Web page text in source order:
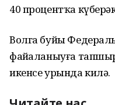
40 процентҡа
Волга буйы
файҙаланыуға
икенсе урында килә.